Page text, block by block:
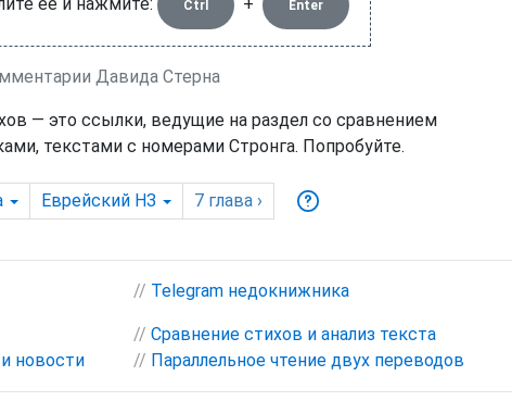
Ctrl Enter
Давида Стерна
— это ссылки, ведущие на раздел со сравнением
текстами с номерами Стронга. Попробуйте.
Еврейский НЗ 7 глава ›
// Telegram недокнижника
новости
// Сравнение стихов и анализ текста
// Параллельное чтение двух переводов